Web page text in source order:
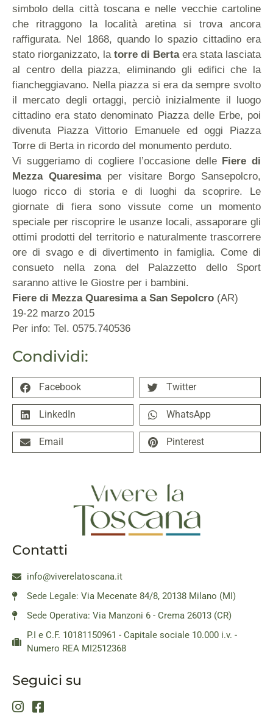
Condividi:
Facebook Twitter
LinkedIn WhatsApp
Email Pinterest
simbolo della città toscana e nelle vecchie cartoline
che ritraggono la località aretina si trova ancora
raffigurata. Nel 1868, quando lo spazio cittadino era
stato riorganizzato, la torre di Bertaera stata lasciata
al centro della piazza, eliminando gli edifici che la
fiancheggiavano. Nella piazza si era da sempre svolto
il mercato degli ortaggi, perciò inizialmente il luogo
cittadino era stato denominato Piazza delle Erbe, poi
divenuta Piazza Vittorio Emanuele ed oggi Piazza
Torre di Berta in ricordo del monumento perduto.
Vi suggeriamo di cogliere l’occasione delle Fiere di
Mezza Quaresimaper visitare Borgo Sansepolcro,
luogo ricco di storia e di luoghi da scoprire. Le
giornate di fiera sono vissute come un momento
speciale per riscoprire le usanze locali, assaporare gli
ottimi prodotti del territorio e naturalmente trascorrere
ore di svago e di divertimento in famiglia. Come di
consueto nella zona del Palazzetto dello Sport
saranno attive le Giostre per i bambini.
Fiere di Mezza Quaresima a San Sepolcro (AR)
19-22 marzo 2015
Per info: Tel. 0575.740536
Contatti
info@viverelatoscana.it
Sede Legale: Via Mecenate 84/8, 20138 Milano (MI)
Sede Operativa: Via Manzoni 6 - Crema 26013 (CR)
P.I e C.F. 10181150961 - Capitale sociale 10.000 i.v. -
Numero REA MI2512368
Seguici su